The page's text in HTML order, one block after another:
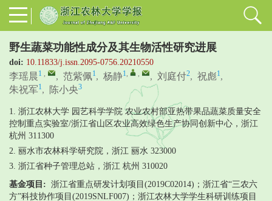
野生蔬菜功能性成分及其生物活性研究进展
doi: 10.11833/j.issn.2095-0756.20210550
李瑶晨1 , , 范紫佩1, 杨静1, , , 刘庭付2, 祝彪1,
朱祝军1, 陈小央3
1. 浙江农林大学 园艺科学学院 农业农村部亚热带果品蔬菜质量安全
控制重点实验室/浙江省山区农业高效绿色生产协同创新中心，浙江
杭州 311300
2. 丽水市农林科学研究院，浙江 丽水 323000
3. 浙江省种子管理总站，浙江 杭州 310020
基金项目: 浙江省重点研发计划项目(2019C02014)；浙江省“三农六
方”科技协作项目(2019SNLF007)；浙江农林大学学生科研训练项目